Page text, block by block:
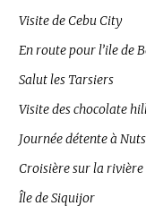
Visite de Cebu City
En route pour l’ile de
Salut les Tarsiers
Visite des chocolate
Journée détente à
Croisière sur la
Île de Siquijor